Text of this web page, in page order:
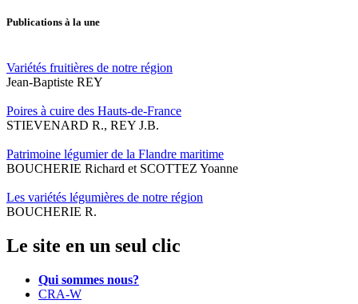
Publications à la une
Variétés fruitières de notre région
Jean-Baptiste REY
Poires à cuire des Hauts-de-France
STIEVENARD R., REY J.B.
Patrimoine légumier de la Flandre maritime
BOUCHERIE Richard et SCOTTEZ Yoanne
Les variétés légumières de notre région
BOUCHERIE R.
Le site en un seul clic
Qui sommes nous?
CRA-W